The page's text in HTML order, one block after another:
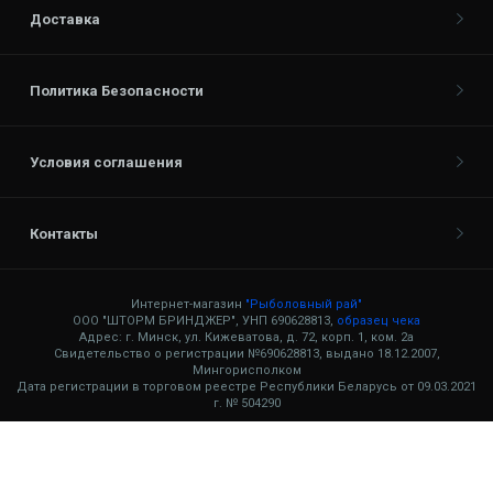
Доставка
Политика Безопасности
Условия соглашения
Контакты
Интернет-магазин "Рыболовный рай"
ООО "ШТОРМ БРИНДЖЕР", УНП 690628813, образец чека
Адрес: г. Минск, ул. Кижеватова, д. 72, корп. 1, ком. 2а
Свидетельство о регистрации №690628813, выдано 18.12.2007,
Мингорисполком
Дата регистрации в торговом реестре Республики Беларусь от 09.03.2021
г. № 504290